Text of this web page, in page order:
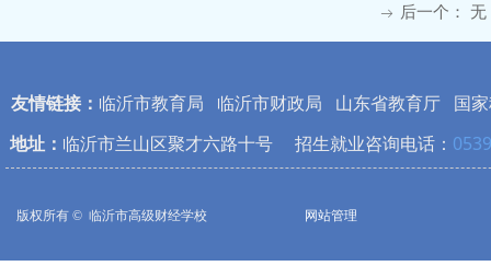
ꁹ 后一个： 无
地址： 临沂市兰山区聚才六路十号 招生就业咨询电话：
友情链接： 临沂市教育局 临沂市财政局 山东省教育厅 国
版权所有 © 临沂市高级财经学校 网站管理